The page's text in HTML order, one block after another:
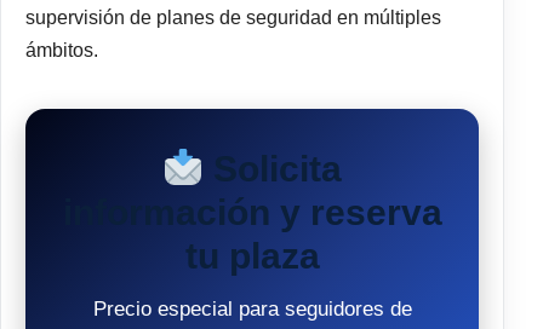
supervisión de planes de seguridad en múltiples
ámbitos.
Solicita
información y reserva
tu plaza
Precio especial para seguidores de